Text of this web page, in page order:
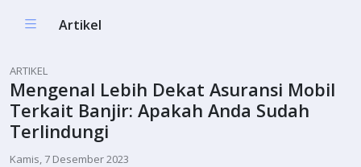
Artikel
ARTIKEL
Mengenal Lebih Dekat Asuransi Mobil
Terkait Banjir: Apakah Anda Sudah
Terlindungi
Kamis, 7 Desember 2023